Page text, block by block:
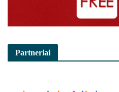
Partneriai